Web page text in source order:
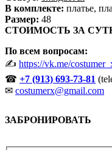
В комплекте: платье,
Размер: 48
СТОИМОСТЬ ЗА
По всем вопросам:
✍ https://vk.me/
☎ +7 (913) 693-73-81
✉ costumerx@gmail.com
ЗАБРОНИРОВАТЬ